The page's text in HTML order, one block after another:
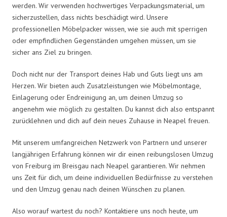
werden. Wir verwenden hochwertiges Verpackungsmaterial, um
sicherzustellen, dass nichts beschädigt wird. Unsere
professionellen Möbelpacker wissen, wie sie auch mit sperrigen
oder empfindlichen Gegenständen umgehen müssen, um sie
sicher ans Ziel zu bringen.
Doch nicht nur der Transport deines Hab und Guts liegt uns am
Herzen. Wir bieten auch Zusatzleistungen wie Möbelmontage,
Einlagerung oder Endreinigung an, um deinen Umzug so
angenehm wie möglich zu gestalten. Du kannst dich also entspannt
zurücklehnen und dich auf dein neues Zuhause in Neapel freuen.
Mit unserem umfangreichen Netzwerk von Partnern und unserer
langjährigen Erfahrung können wir dir einen reibungslosen Umzug
von Freiburg im Breisgau nach Neapel garantieren. Wir nehmen
uns Zeit für dich, um deine individuellen Bedürfnisse zu verstehen
und den Umzug genau nach deinen Wünschen zu planen.
Also worauf wartest du noch? Kontaktiere uns noch heute, um